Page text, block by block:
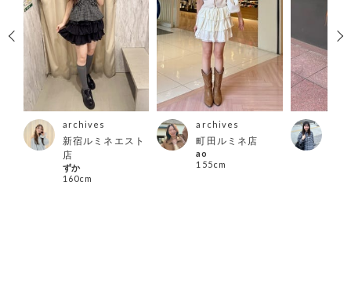
archives
新宿ルミネエスト
店
ずか
160cm
archives
町田ルミネ店
ao
155cm